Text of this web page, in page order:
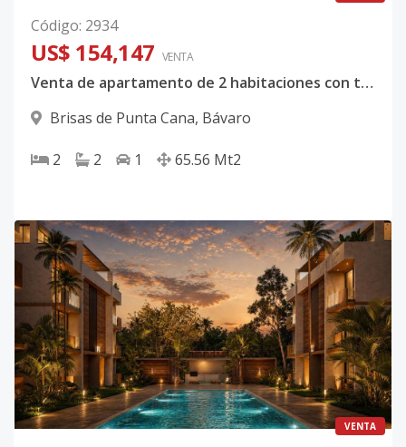
Código: 2934
US$ 154,147 VENTA
Venta de apartamento de 2 habitaciones con terraza privada
Brisas de Punta Cana, Bávaro
2 2 1 65.56 Mt2
VENTA